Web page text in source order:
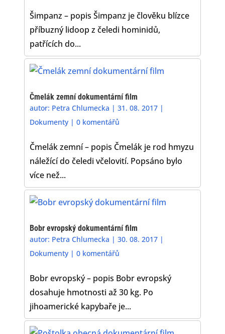
Šimpanz – popis Šimpanz je člověku blízce
příbuzný lidoop z čeledi hominidů,
patřících do...
Čmelák zemní dokumentární film
autor: Petra Chlumecka |31. 08. 2017 |
Dokumenty |0 komentářů
Čmelák zemní – popis Čmelák je rod hmyzu
náležící do čeledi včelovití. Popsáno bylo
více než...
Bobr evropský dokumentární film
autor: Petra Chlumecka |30. 08. 2017 |
Dokumenty |0 komentářů
Bobr evropský – popis Bobr evropský
dosahuje hmotnosti až 30 kg. Po
jihoamerické kapybaře je...